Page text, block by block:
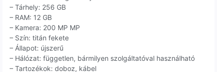
– Tárhely: 256 GB
– RAM: 12 GB
– Kamera: 200 MP MP
– Szín: titán fekete
– Állapot: újszerű
– Hálózat: független, bármilyen szolgáltatóval használható
– Tartozékok: doboz, kábel